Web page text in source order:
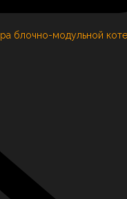
блочно-модульной